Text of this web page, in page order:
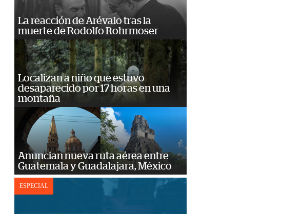
La reacción de Arévalo tras la
muerte de Rodolfo Rohrmoser
Localizan a niño que estuvo
desaparecido por 17 horas en una
montaña
Anuncian nueva ruta aérea entre
Guatemala y Guadalajara, México
ESPECIAL